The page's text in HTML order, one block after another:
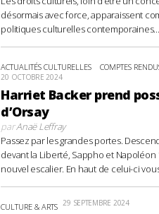
désormais avec force, apparaissent
politiques culturelles
ACTUALITÉS CULTURELLES COMPTES
20 OCTOBRE 2024
Harriet Backer prend
d’Orsay
parAnaë Leffray
Passez par les grandes portes.
devant la Liberté, Sappho et
nouvel escalier. En haut de celui-ci
CULTURE & ARTS 29 SEPTEMBRE 2024